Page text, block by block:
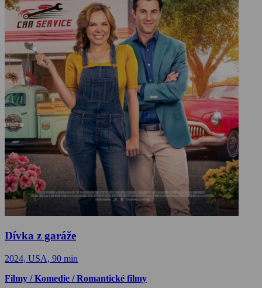
Dívka z garáže
2024, USA, 90 min
Filmy / Komedie / Romantické filmy